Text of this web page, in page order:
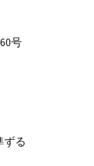
号
ずる